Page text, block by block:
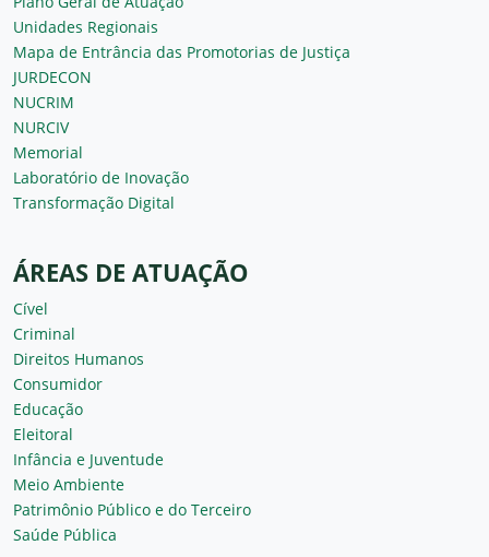
Unidades Regionais
Mapa de Entrância das Promotorias de Justiça
JURDECON
NUCRIM
NURCIV
Memorial
Laboratório de Inovação
Transformação Digital
ÁREAS DE ATUAÇÃO
Cível
Criminal
Direitos Humanos
Consumidor
Educação
Eleitoral
Infância e Juventude
Meio Ambiente
Patrimônio Público e do Terceiro
Saúde Pública